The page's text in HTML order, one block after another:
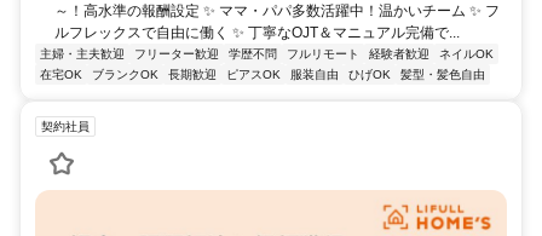
～！高水準の報酬設定 ✨ ママ・パパ多数活躍中！温かいチーム ✨ フ
ルフレックスで自由に働く ✨ 丁寧なOJT＆マニュアル完備で...
主婦・主夫歓迎 フリーター歓迎 学歴不問 フルリモート 経験者歓迎
ネイルOK
在宅OK
ブランクOK 長期歓迎 ピアスOK 服装自由 ひげOK 髪型・髪色自由
契約社員